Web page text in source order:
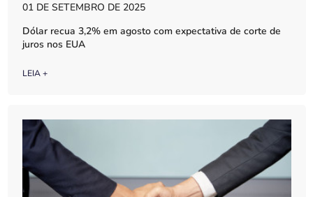
01 DE SETEMBRO DE 2025
Dólar recua 3,2% em agosto com expectativa de corte de
juros nos EUA
LEIA +